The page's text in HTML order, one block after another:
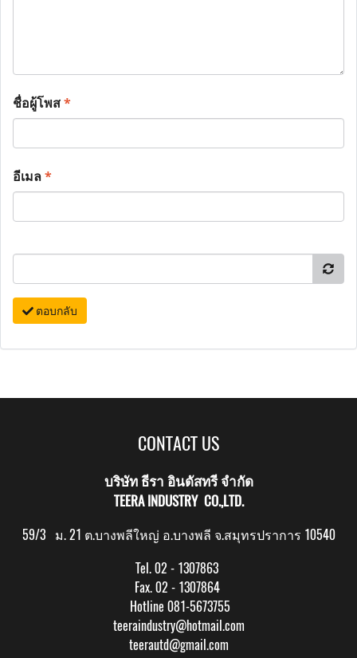
ชื่อผู้โพส*
อีเมล*
ตอบกลับ
CONTACT US
บริษัท ธีรา อินดัสทรี จำกัด
TEERA INDUSTRY CO.,LTD.
59/3 ม. 21 ต.บางพลีใหญ่ อ.บางพลี จ.สมุทรปราการ 10540
Tel. 02 - 1307863
Fax. 02 - 1307864
Hotline 081-5673755
teeraindustry@hotmail.com
teerautd@gmail.com